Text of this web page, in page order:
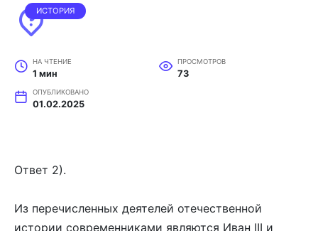
ИСТОРИЯ
НА ЧТЕНИЕ
1 мин
ПРОСМОТРОВ
73
ОПУБЛИКОВАНО
01.02.2025
Ответ 2).
Из перечисленных деятелей отечественной
истории современниками являются Иван III и